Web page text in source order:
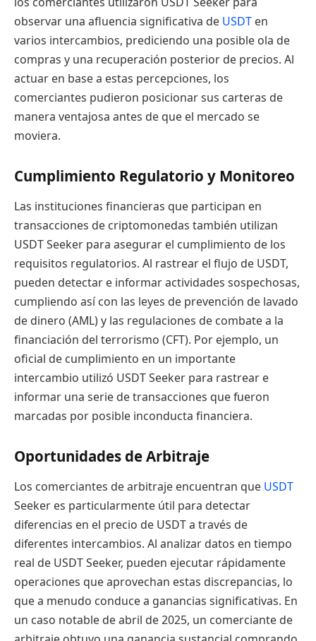
observar una afluencia significativa de USDT en
varios intercambios, prediciendo una posible ola de
compras y una recuperación posterior de precios. Al
actuar en base a estas percepciones, los
comerciantes pudieron posicionar sus carteras de
manera ventajosa antes de que el mercado se
moviera.
Cumplimiento Regulatorio y Monitoreo
Las instituciones financieras que participan en
transacciones de criptomonedas también utilizan
USDT Seeker para asegurar el cumplimiento de los
requisitos regulatorios. Al rastrear el flujo de USDT,
pueden detectar e informar actividades sospechosas,
cumpliendo así con las leyes de prevención de lavado
de dinero (AML) y las regulaciones de combate a la
financiación del terrorismo (CFT). Por ejemplo, un
oficial de cumplimiento en un importante
intercambio utilizó USDT Seeker para rastrear e
informar una serie de transacciones que fueron
marcadas por posible inconducta financiera.
Oportunidades de Arbitraje
Los comerciantes de arbitraje encuentran que USDT
Seeker es particularmente útil para detectar
diferencias en el precio de USDT a través de
diferentes intercambios. Al analizar datos en tiempo
real de USDT Seeker, pueden ejecutar rápidamente
operaciones que aprovechan estas discrepancias, lo
que a menudo conduce a ganancias significativas. En
un caso notable de abril de 2025, un comerciante de